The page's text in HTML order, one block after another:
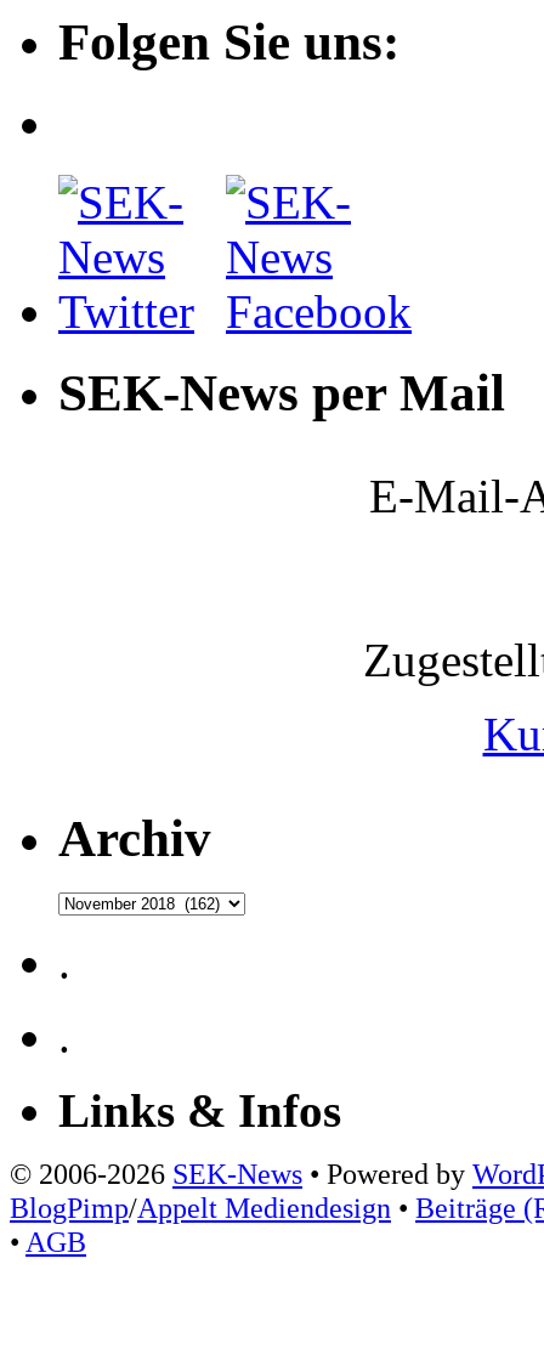
Folgen Sie uns:
SEK-News per Mail
E-Mail-
Archiv
Archiv
.
.
Links & Infos
© 2006-2026 SEK-News • Powered by
BlogPimp/Appelt Mediendesign • Beiträge
• AGB